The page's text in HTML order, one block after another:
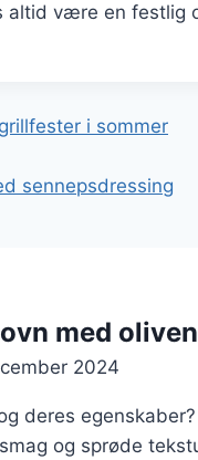
altid være en festlig
i sommer
sennepsdressing
med
2024
deres
og sprøde